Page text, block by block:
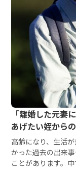
「離婚した元妻
あげたい姪から
高齢になり、生活
かった過去の出来
ことがあります。